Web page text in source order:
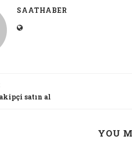
SAATHABER
satın al
YOU